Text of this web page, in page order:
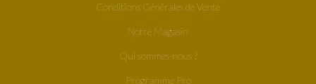
Conditions Générales de Vente
Notre Magasin
Qui sommes-nous ?
Programme Pro